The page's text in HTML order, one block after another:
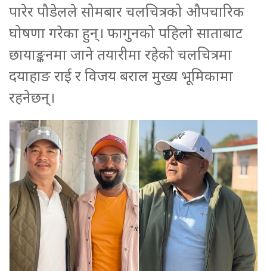
पारेर पौडेलले सोमबार चलचित्रको औपचारिक
घोषणा गरेका हुन्। फागुनको पहिलो साताबाट
छायाङ्कनमा जाने तयारीमा रहेको चलचित्रमा
दयाहाङ राई र विजय बराल मुख्य भूमिकामा
रहनेछन्।